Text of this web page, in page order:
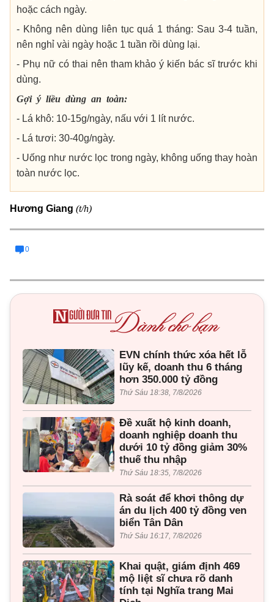
hoặc cách ngày.
- Không nên dùng liên tục quá 1 tháng: Sau 3-4 tuần,
nên nghỉ vài ngày hoặc 1 tuần rồi dùng lại.
- Phụ nữ có thai nên tham khảo ý kiến bác sĩ trước khi
dùng.
Gợi ý liều dùng an toàn:
- Lá khô: 10-15g/ngày, nấu với 1 lít nước.
- Lá tươi: 30-40g/ngày.
- Uống như nước lọc trong ngày, không uống thay hoàn
toàn nước lọc.
Hương Giang (t/h)
0
EVN chính thức xóa hết lỗ
lũy kế, doanh thu 6 tháng
hơn 350.000 tỷ đồng
Thứ Sáu 18:38, 7/8/2026
Đề xuất hộ kinh doanh,
doanh nghiệp doanh thu
dưới 10 tỷ đồng giảm 30%
thuế thu nhập
Thứ Sáu 18:35, 7/8/2026
Rà soát để khơi thông dự
án du lịch 400 tỷ đồng ven
biển Tân Dân
Thứ Sáu 16:17, 7/8/2026
Khai quật, giám định 469
mộ liệt sĩ chưa rõ danh
tính tại Nghĩa trang Mai